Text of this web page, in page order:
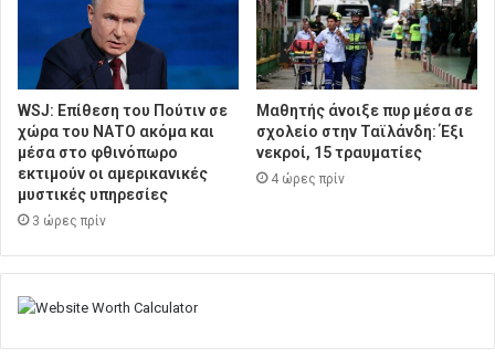
WSJ: Επίθεση του Πούτιν σε
χώρα του ΝΑΤΟ ακόμα και
μέσα στο φθινόπωρο
εκτιμούν οι αμερικανικές
μυστικές υπηρεσίες
3 ώρες πρίν
Μαθητής άνοιξε πυρ μέσα σε
σχολείο στην Ταϊλάνδη: Έξι
νεκροί, 15 τραυματίες
4 ώρες πρίν